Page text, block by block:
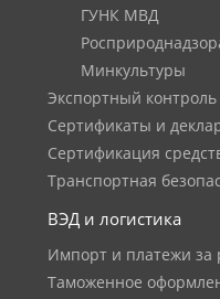
ГУНК МВД
Минкультуры
Экспортный контроль
Сертификаты и
Сертификация
Транспортная
ВЭД и логистика
Импорт и платежи за
Таможенное